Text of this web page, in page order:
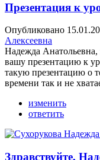
Презентация к
Опубликовано
Алексеевна
Надежда Анатольевна,
вашу презентацию к
такую презентацию о
времени так и не
изменить
ответить
Здравствуйте,